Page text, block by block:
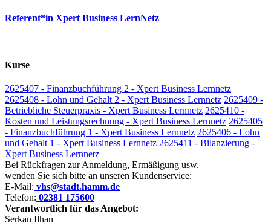
Referent*in Xpert Business LernNetz
Kurse
2625407 - Finanzbuchführung 2 - Xpert Business Lernnetz
2625408 - Lohn und Gehalt 2 - Xpert Business Lernnetz 2625409 -
Betriebliche Steuerpraxis - Xpert Business Lernnetz 2625410 -
Kosten und Leistungsrechnung - Xpert Business Lernnetz 2625405
- Finanzbuchführung 1 - Xpert Business Lernnetz 2625406 - Lohn
und Gehalt 1 - Xpert Business Lernnetz 2625411 - Bilanzierung -
Xpert Business Lernnetz
Bei Rückfragen zur Anmeldung, Ermäßigung usw.
wenden Sie sich bitte an unseren Kundenservice:
E-Mail: vhs@stadt.hamm.de
Telefon: 02381 175600
Verantwortlich für das Angebot:
Serkan Ilhan